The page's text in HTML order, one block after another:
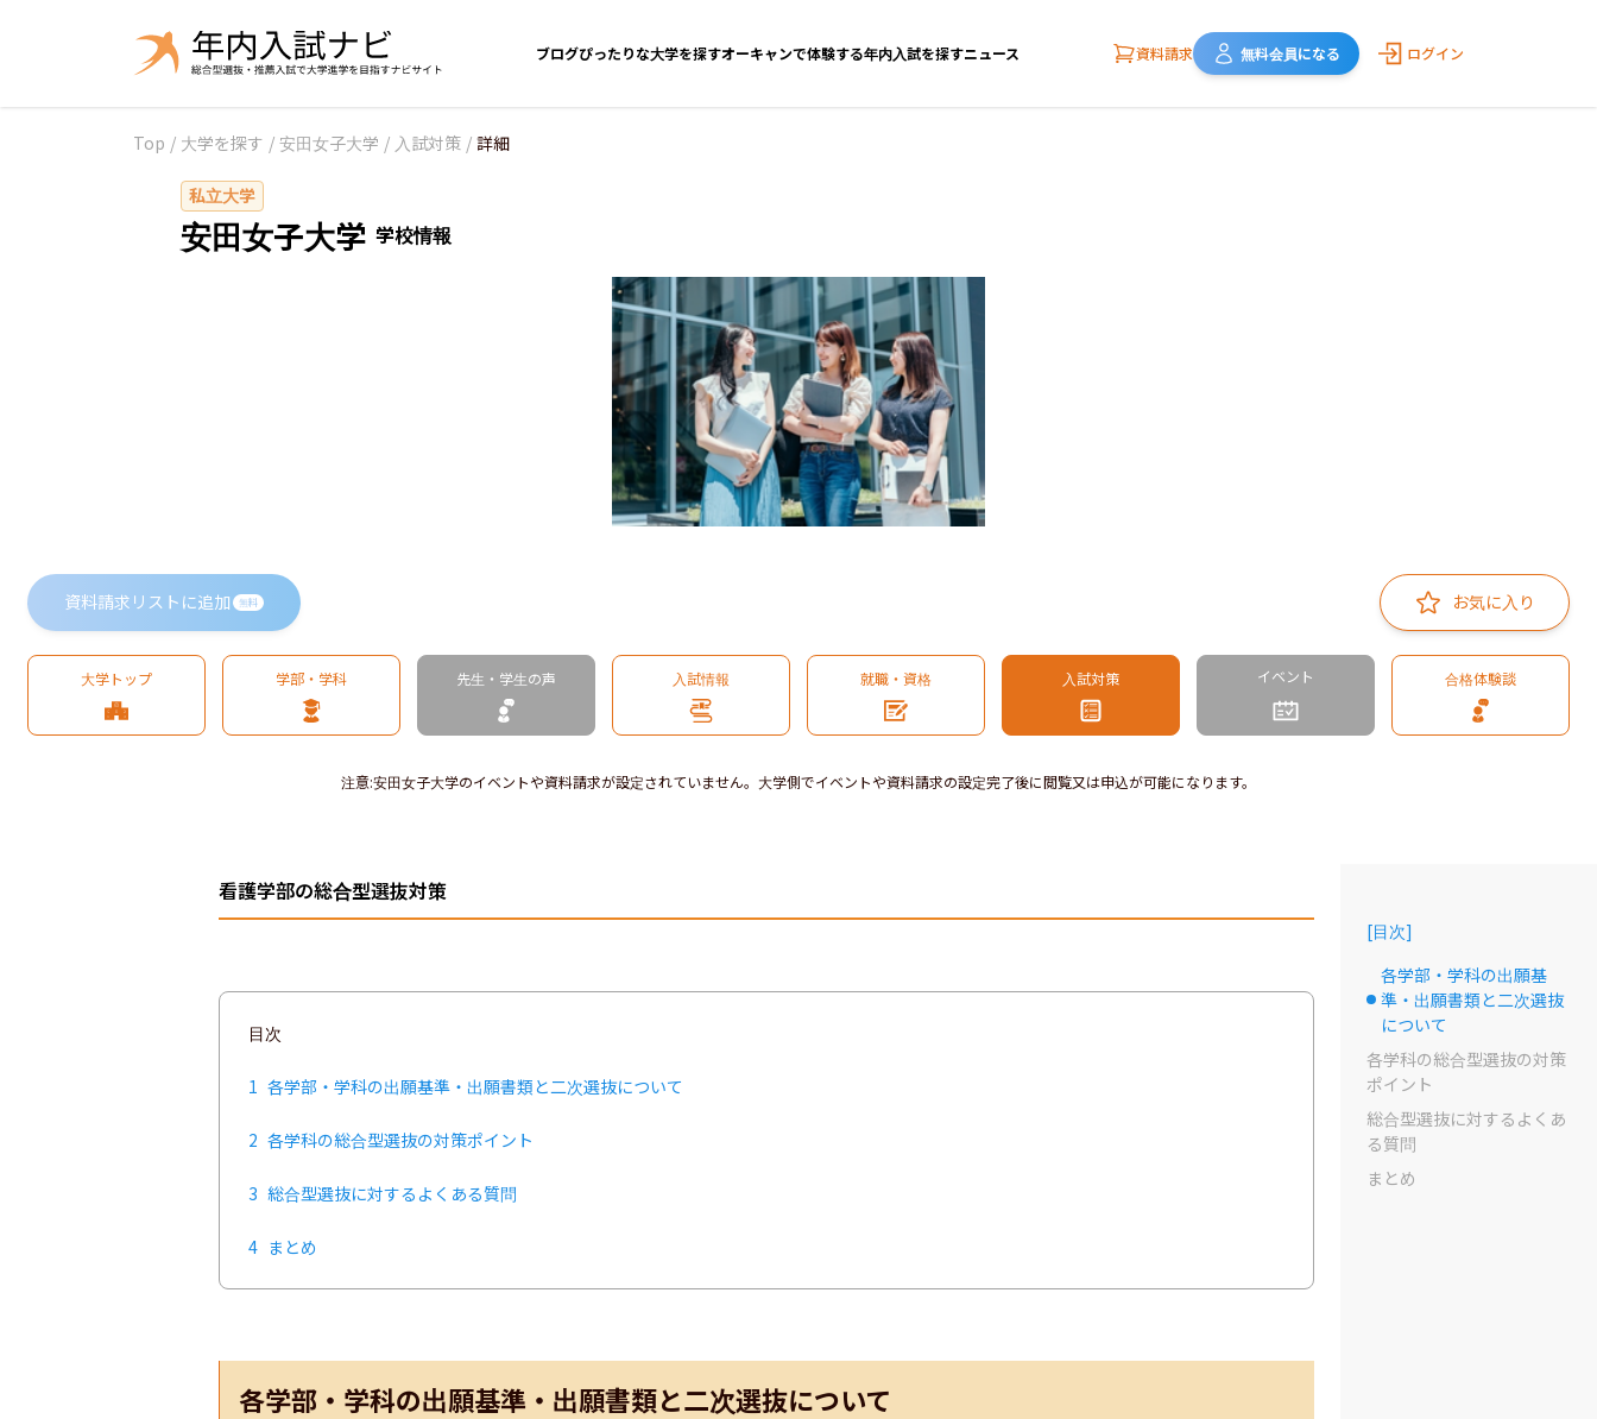
ブログぴったりな大学を探すオーキャンで体験する年内入試を探すニュース 資料請求 無料会員になる ログイン
Top / 大学を探す / 安田女子大学 / 入試対策 / 詳細
私立大学
安田女子大学 学校情報
資料請求リストに追加 無料 お気に入り
大学トップ 学部・学科 先生・学生の声 入試情報 就職・資格 入試対策 イベント 合格体験談
注意:安田女子大学のイベントや資料請求が設定されていません。大学側でイベントや資料請求の設定完了後に閲覧又は申込が可能になります。
看護学部の総合型選抜対策
目次
1 各学部・学科の出願基準・出願書類と二次選抜について
2 各学科の総合型選抜の対策ポイント
3 総合型選抜に対するよくある質問
4 まとめ
各学部・学科の出願基準・出願書類と二次選抜について
[目次]
選択中のドット
各学部・学科の出願基
準・出願書類と二次選抜
について
各学科の総合型選抜の対策
ポイント
総合型選抜に対するよくあ
る質問
まとめ